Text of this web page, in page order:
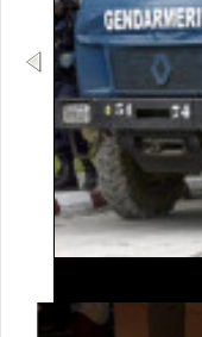
La Compagnie de